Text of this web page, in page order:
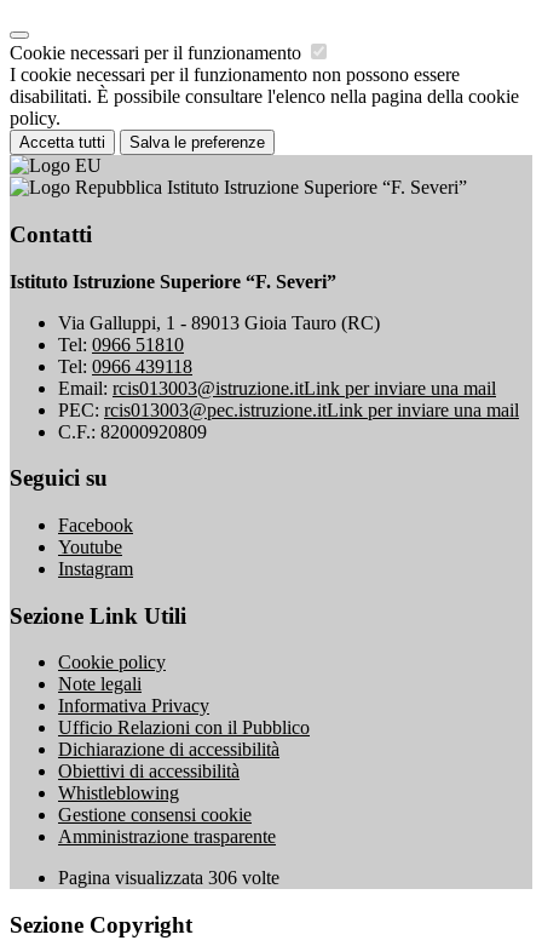
Cookie necessari per il funzionamento
I cookie necessari per il funzionamento non possono essere
disabilitati. È possibile consultare l'elenco nella pagina della cookie
policy.
Accetta tutti Salva le preferenze
Istituto Istruzione Superiore “F. Severi”
Contatti
Istituto Istruzione Superiore “F. Severi”
Via Galluppi, 1 - 89013 Gioia Tauro (RC)
Tel: 0966 51810
Tel: 0966 439118
Email: rcis013003@istruzione.itLink per inviare una mail
PEC: rcis013003@pec.istruzione.itLink per inviare una mail
C.F.: 82000920809
Seguici su
Facebook
Youtube
Instagram
Sezione Link Utili
Cookie policy
Note legali
Informativa Privacy
Ufficio Relazioni con il Pubblico
Dichiarazione di accessibilità
Obiettivi di accessibilità
Whistleblowing
Gestione consensi cookie
Amministrazione trasparente
Pagina visualizzata 306 volte
Sezione Copyright